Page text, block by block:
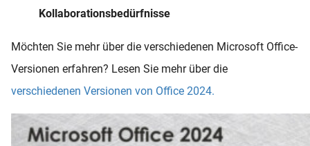
Kollaborationsbedürfnisse
Möchten Sie mehr über die verschiedenen Microsoft Office-
Versionen erfahren? Lesen Sie mehr über die
verschiedenen Versionen von Office 2024.